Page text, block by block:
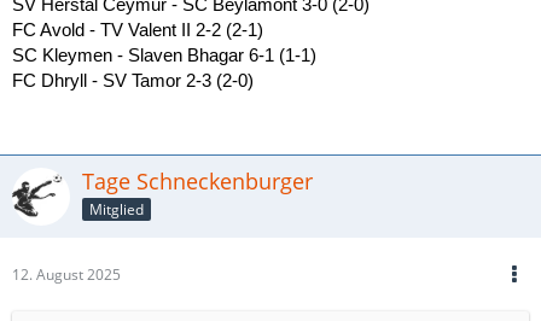
SV Herstal Ceymur - SC Beylamont 3-0 (2-0)
FC Avold - TV Valent II 2-2 (2-1)
SC Kleymen - Slaven Bhagar 6-1 (1-1)
FC Dhryll - SV Tamor 2-3 (2-0)
Tage Schneckenburger
Mitglied
12. August 2025